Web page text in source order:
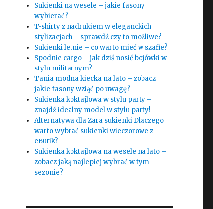
Sukienki na wesele – jakie fasony
wybierać?
T-shirty z nadrukiem w eleganckich
stylizacjach – sprawdź czy to możliwe?
Sukienki letnie – co warto mieć w szafie?
Spodnie cargo – jak dziś nosić bojówki w
stylu militarnym?
Tania modna kiecka na lato – zobacz
jakie fasony wziąć po uwagę?
Sukienka koktajlowa w stylu party –
znajdź idealny model w stylu party!
Alternatywa dla Zara sukienki Dlaczego
warto wybrać sukienki wieczorowe z
eButik?
Sukienka koktajlowa na wesele na lato –
zobacz jaką najlepiej wybrać w tym
sezonie?